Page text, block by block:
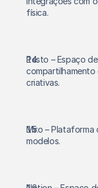
física.
Pesto – Espaço
compartilhamento
criativas.
Miro – Plataforma
modelos.